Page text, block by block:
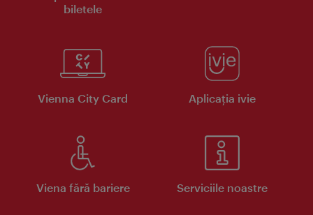
biletele
Vienna City Card Aplicaţia ivie
Viena fără bariere Serviciile noastre